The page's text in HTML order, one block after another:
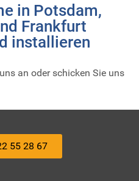
in Potsdam,
Frankfurt
installieren
an oder schicken Sie uns
55 28 67